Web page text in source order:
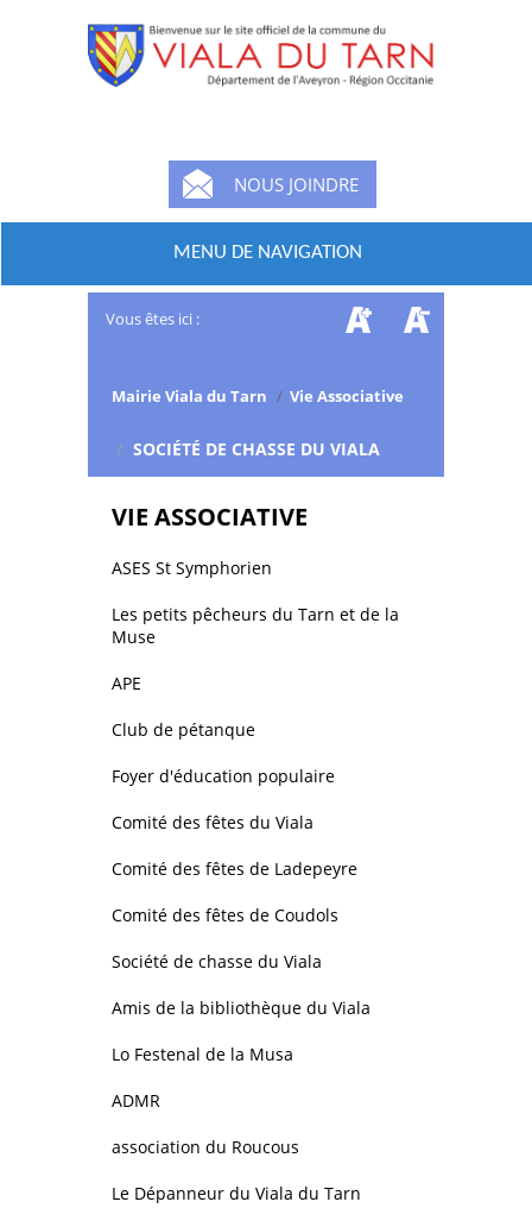
NOUS JOINDRE
MENU DE NAVIGATION
Vous êtes ici :
Mairie Viala du Tarn / Vie Associative
/ SOCIÉTÉ DE CHASSE DU VIALA
VIE ASSOCIATIVE
ASES St Symphorien
Les petits pêcheurs du Tarn et de la
Muse
APE
Club de pétanque
Foyer d'éducation populaire
Comité des fêtes du Viala
Comité des fêtes de Ladepeyre
Comité des fêtes de Coudols
Société de chasse du Viala
Amis de la bibliothèque du Viala
Lo Festenal de la Musa
ADMR
association du Roucous
Le Dépanneur du Viala du Tarn